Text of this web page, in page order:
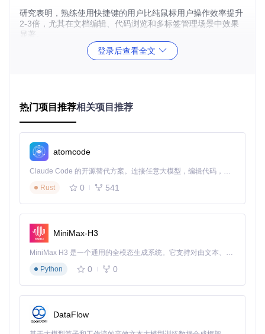
研究表明，熟练使用快捷键的用户比纯鼠标用户操作效率提升
2-3倍，尤其在文档编辑、代码浏览和多标签管理场景中效果
显著。
二、快速上手：3步配置你的效率工具
获取Shortkeys有两种方式：
直接从浏览器扩展商店搜索"Shortkeys"安装
从源代码构建：git clone https://gitcode.com/gh_
mirrors/sh/shortkeys
安装完成后，点击浏览器工具栏中的Shortkeys图标即可打开
配置界面。首次使用建议完成以下设置：
配置你的第一个快捷键组合
Shortkeys的核心价值在于个性化配置。以下是新手入门的三
快捷键组合 功能描述 使用场景
alt+↑
顶部
平滑滚动到页面 快速查看页面结尾信
登录后查看全文
热门项目推荐相关项目推荐
atomcode
Claude Code 的开源替代方案。连接任意大模型，编辑代码，运行命令，自动验证 — 全自动执行。用 Rust 构建，极致性能。 ｜ An open-source alternative to Claude Code. Connect any LLM, edit code, run commands, and verify changes — autonomously. Built in Rust for speed. Get Started
Rust
0 541
MiniMax-H3
MiniMax H3 是一个通用的全模态生成系统。它支持对由文本、图像、视频和音频组成的多模态上下文进行统一理解，并能生成分辨率高达 2K、时长可达 15 秒的带原生立体声音频的视频。得益于面向任务泛化的系统设计，H3 在预训练阶段就已具备广泛的多模态上下文理解与生成能力，能够出色地执行复杂的多模态指令。
Python
0 0
DataFlow